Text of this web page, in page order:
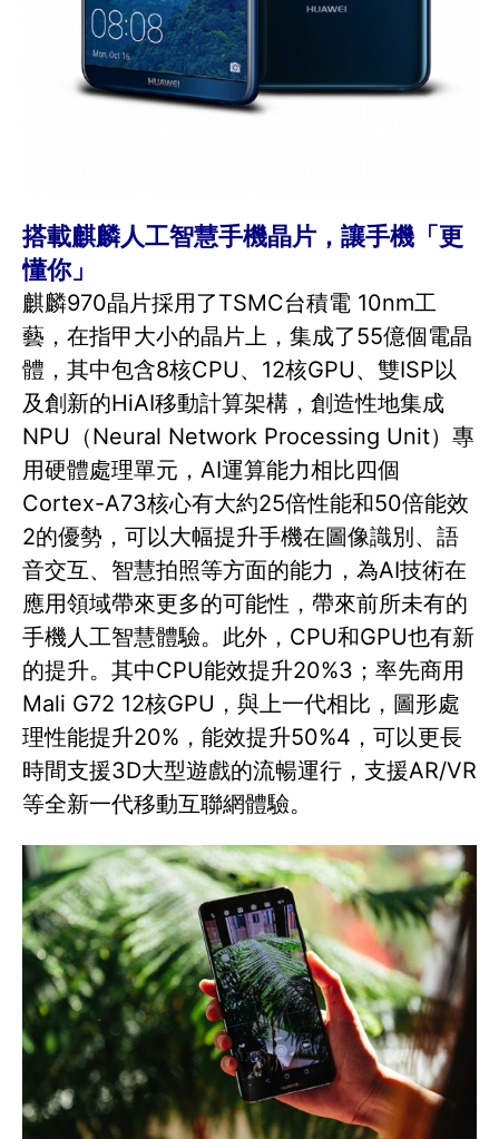
搭載麒麟人工智慧手機晶片，讓手機「更
懂你」
麒麟970晶片採用了TSMC台積電 10nm工
藝，在指甲大小的晶片上，集成了55億個電晶
體，其中包含8核CPU、12核GPU、雙ISP以
及創新的HiAI移動計算架構，創造性地集成
NPU（Neural Network Processing Unit）專
用硬體處理單元，AI運算能力相比四個
Cortex-A73核心有大約25倍性能和50倍能效
2的優勢，可以大幅提升手機在圖像識別、語
音交互、智慧拍照等方面的能力，為AI技術在
應用領域帶來更多的可能性，帶來前所未有的
手機人工智慧體驗。此外，CPU和GPU也有新
的提升。其中CPU能效提升20%3；率先商用
Mali G72 12核GPU，與上一代相比，圖形處
理性能提升20%，能效提升50%4，可以更長
時間支援3D大型遊戲的流暢運行，支援AR/VR
等全新一代移動互聯網體驗。